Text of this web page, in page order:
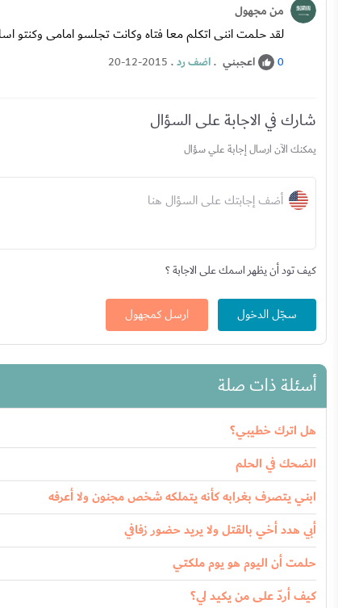
من مجهول
لقد حلمت اننى اتكلم معا فتاه وكانت تجلسو امامى وكنتو
0 اعجبني .اضف رد.
20-12-2015
شارك في الاجابة على السؤال
يمكنك الآن ارسال إجابة علي سؤال
أضف إجابتك على السؤال هنا
كيف تود أن يظهر اسمك على الاجابة ؟
سجّل الدخول ارسل كمجهول
أسئلة ذات صلة
هل اترك خطيبي؟
الضحك في الحلم
ابني يتصرف بغرابه كأنه يتملكه شخص مجنون ولا أعرفه
أبي هدد أخي بالقتل ولا يريد حضور زفافي
حلمت أن اليوم هو يوم ملكتي
كيف أردّ على من يكيد لي؟